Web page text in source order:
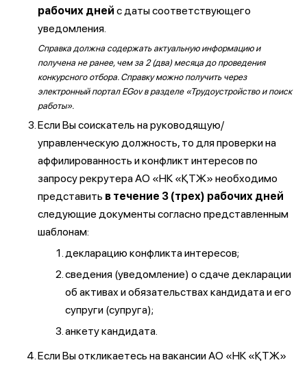
рабочих дней с даты соответствующего
уведомления.
Справка должна содержать актуальную информацию и
получена не ранее, чем за 2 (два) месяца до проведения
конкурсного отбора. Справку можно получить через
электронный портал EGov в разделе «Трудоустройство и поиск
работы».
Если Вы соискатель на руководящую/
управленческую должность, то для проверки на
аффилированность и конфликт интересов по
запросу рекрутера АО «НК «ҚТЖ» необходимо
представить в течение 3 (трех) рабочих дней
следующие документы согласно представленным
шаблонам:
декларацию конфликта интересов;
сведения (уведомление) о сдаче декларации
об активах и обязательствах кандидата и его
супруги (супруга);
анкету кандидата.
Если Вы откликаетесь на вакансии АО «НК «ҚТЖ»